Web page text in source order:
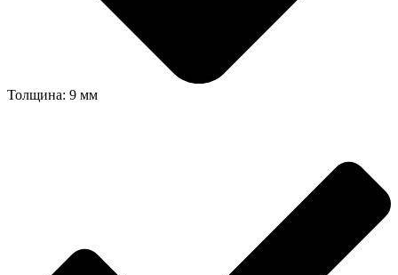
Толщина: 9 мм